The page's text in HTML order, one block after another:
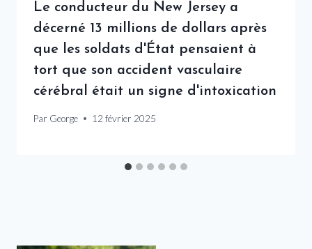
Le conducteur du New Jersey a
décerné 13 millions de dollars après
que les soldats d'État pensaient à
tort que son accident vasculaire
cérébral était un signe d'intoxication
Par George 12 février 2025